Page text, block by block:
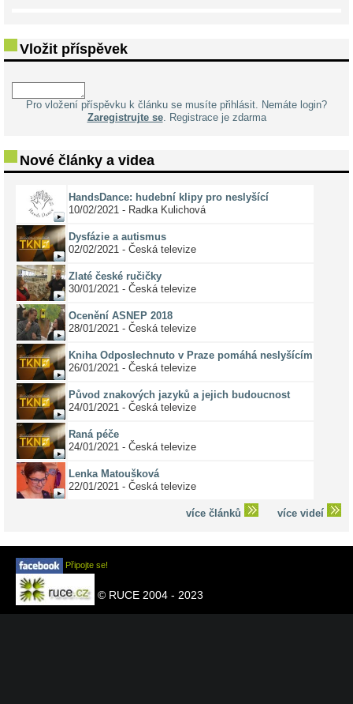
Vložit příspěvek
Pro vložení příspěvku k článku se musíte přihlásit. Nemáte login?
Zaregistrujte se. Registrace je zdarma
Nové články a videa
HandsDance: hudební klipy pro neslyšící
10/02/2021 - Radka Kulichová
Dysfázie a autismus
02/02/2021 - Česká televize
Zlaté české ručičky
30/01/2021 - Česká televize
Ocenění ASNEP 2018
28/01/2021 - Česká televize
Kniha Odposlechnuto v Praze pomáhá neslyšícím
26/01/2021 - Česká televize
Původ znakových jazyků a jejich budoucnost
24/01/2021 - Česká televize
Raná péče
24/01/2021 - Česká televize
Lenka Matoušková
22/01/2021 - Česká televize
více článků více videí
Připojte se!
© RUCE 2004 - 2023